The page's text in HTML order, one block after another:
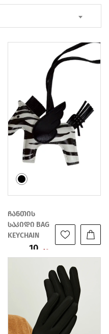
ჩანთის
საკიდი BAG
KEYCHAIN
10
₾
19